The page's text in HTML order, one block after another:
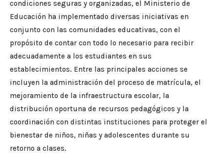
condiciones seguras y organizadas, el Ministerio de
Educación ha implementado diversas iniciativas en
conjunto con las comunidades educativas, con el
propósito de contar con todo lo necesario para recibir
adecuadamente a los estudiantes en sus
establecimientos. Entre las principales acciones se
incluyen la administración del proceso de matrícula, el
mejoramiento de la infraestructura escolar, la
distribución oportuna de recursos pedagógicos y la
coordinación con distintas instituciones para proteger el
bienestar de niños, niñas y adolescentes durante su
retorno a clases.